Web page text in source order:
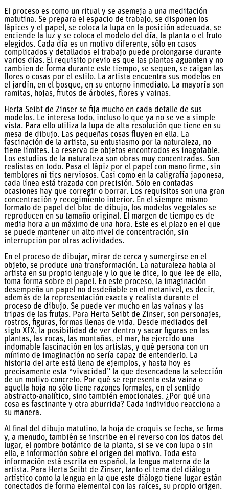
El proceso es como un ritual y se asemeja a una meditación
matutina. Se prepara el espacio de trabajo, se disponen los
lápices y el papel, se coloca la lupa en la posición adecuada, se
enciende la luz y se coloca el modelo del día, la planta o el fruto
elegidos. Cada día es un motivo diferente, sólo en casos
complicados y detallados el trabajo puede prolongarse durante
varios días. El requisito previo es que las plantas aguanten y no
cambien de forma durante este tiempo, se sequen, se caigan las
flores o cosas por el estilo. La artista encuentra sus modelos en
el jardín, en el bosque, en su entorno inmediato. La mayoría son
ramitas, hojas, frutos de árboles, flores y vainas.
Herta Seibt de Zinser se fija mucho en cada detalle de sus
modelos. Le interesa todo, incluso lo que ya no se ve a simple
vista. Para ello utiliza la lupa de alta resolución que tiene en su
mesa de dibujo. Las pequeñas cosas fluyen en ella. La
fascinación de la artista, su entusiasmo por la naturaleza, no
tiene límites. La reserva de objetos encontrados es inagotable.
Los estudios de la naturaleza son obras muy concentradas. Son
realistas en todo. Pasa el lápiz por el papel con mano firme, sin
temblores ni tics nerviosos. Casi como en la caligrafía japonesa,
cada línea está trazada con precisión. Sólo en contadas
ocasiones hay que corregir o borrar. Los requisitos son una gran
concentración y recogimiento interior. En el siempre mismo
formato de papel del bloc de dibujo, los modelos vegetales se
reproducen en su tamaño original. El margen de tiempo es de
media hora a un máximo de una hora. Este es el plazo en el que
se puede mantener un alto nivel de concentración, sin
interrupción por otras actividades.
En el proceso de dibujar, mirar de cerca y sumergirse en el
objeto, se produce una transformación. La naturaleza habla al
artista en su propio lenguaje y lo que le dice, lo que lee de ella,
toma forma sobre el papel. En este proceso, la imaginación
desempeña un papel no desdeñable en el metanivel, es decir,
además de la representación exacta y realista durante el
proceso de dibujo. Se puede ver mucho en las vainas y las
tripas de las frutas. Para Herta Seibt de Zinser, son personajes,
rostros, figuras, formas llenas de vida. Desde mediados del
siglo XIX, la posibilidad de ver dentro y sacar figuras en las
plantas, las rocas, las montañas, el mar, ha ejercido una
indomable fascinación en los artistas, y qué persona con un
mínimo de imaginación no sería capaz de entenderlo. La
historia del arte está llena de ejemplos, y hasta hoy es
precisamente esta “vivacidad” la que desencadena la selección
de un motivo concreto. Por qué se representa esta vaina o
aquella hoja no sólo tiene razones formales, en el sentido
abstracto-analítico, sino también emocionales. ¿Por qué una
cosa es fascinante y otra aburrida? Cada individuo reacciona a
su manera.
Al final del dibujo matutino, la hoja de croquis se fecha, se firma
y, a menudo, también se inscribe en el reverso con los datos del
lugar, el nombre botánico de la planta, si se ve con lupa o sin
ella, e información sobre el origen del motivo. Toda esta
información está escrita en español, la lengua materna de la
artista. Para Herta Seibt de Zinser, tanto el tema del diálogo
artístico como la lengua en la que este diálogo tiene lugar están
conectados de forma elemental con las raíces, su propio origen.